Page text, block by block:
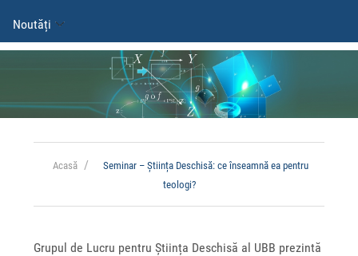
Noutăți
Acasă
Seminar – Știința Deschisă: ce înseamnă ea pentru
teologi?
Grupul de Lucru pentru Știința Deschisă al UBB prezintă